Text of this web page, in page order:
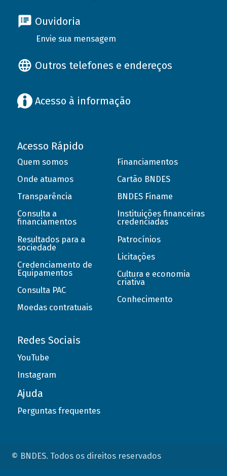
Ouvidoria
Envie sua mensagem
Outros telefones e endereços
Acesso à informação
Acesso Rápido
Quem somos
Onde atuamos
Transparência
Consulta a
financiamentos
Resultados para a
sociedade
Credenciamento de
Equipamentos
Consulta PAC
Moedas contratuais
Financiamentos
Cartão BNDES
BNDES Finame
Instituições financeiras
credenciadas
Patrocínios
Licitações
Cultura e economia
criativa
Conhecimento
Redes Sociais
YouTube
Instagram
Ajuda
Perguntas frequentes
© BNDES. Todos os direitos reservados